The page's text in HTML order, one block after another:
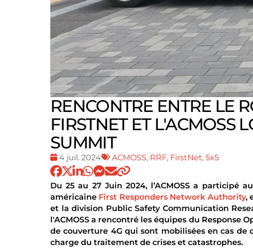
RENCONTRE ENTRE LE
FIRSTNET ET L'ACMOSS
SUMMIT
Date
:
4 juil. 2024
Tags
:
ACMOSS, RRF, FirstNet, 5x5
Du 25 au 27 Juin 2024, l’ACMOSS a participé
américaine First Responders Network Authority,
et la division Public Safety Communication
l'ACMOSS a rencontré les équipes du Response
de couverture 4G qui sont mobilisées en cas de
charge du traitement de crises et catastrophes.